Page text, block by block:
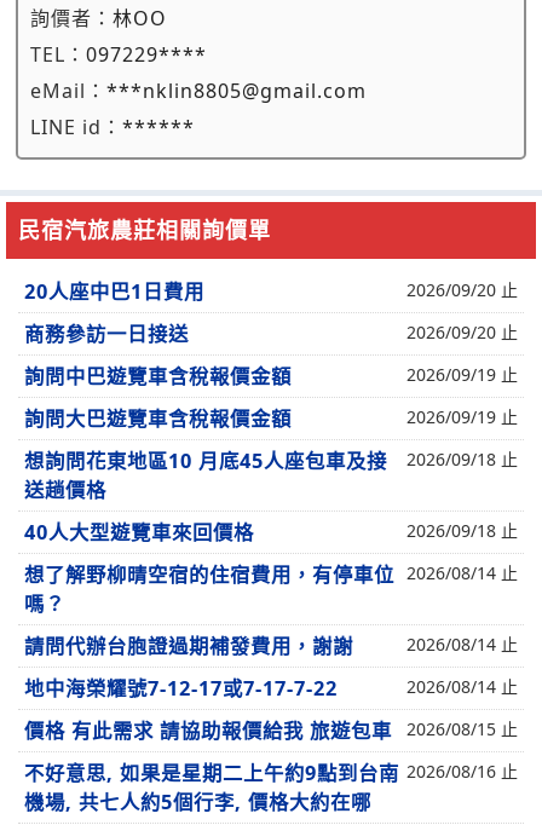
詢價者： 林OO
TEL： 097229****
eMail： ***nklin8805@gmail.com
LINE id： ******
民宿汽旅農莊相關詢價單
20人座中巴1日費用 2026/09/20 止
商務參訪一日接送 2026/09/20 止
詢問中巴遊覽車含稅報價金額 2026/09/19 止
詢問大巴遊覽車含稅報價金額 2026/09/19 止
想詢問花東地區10 月底45人座包車及接
送趟價格
2026/09/18 止
40人大型遊覽車來回價格 2026/09/18 止
想了解野柳晴空宿的住宿費用，有停車位
嗎？
2026/08/14 止
請問代辦台胞證過期補發費用，謝謝 2026/08/14 止
地中海榮耀號7-12-17或7-17-7-22 2026/08/14 止
價格 有此需求 請協助報價給我 旅遊包車 2026/08/15 止
不好意思, 如果是星期二上午約9點到台南
機場, 共七人約5個行李, 價格大約在哪
2026/08/16 止